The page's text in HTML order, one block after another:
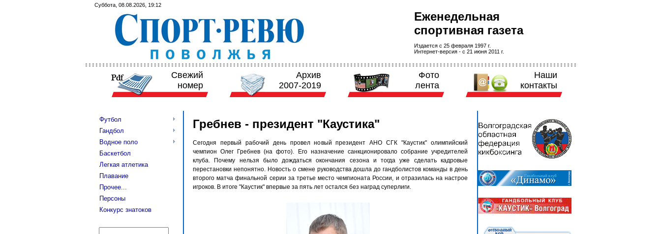
Суббота, 08.08.2026, 19:12
Еженедельная
спортивная газета
Издается с 25 февраля 1997 г.
Интернет-версия - с 21 июня 2011 г.
Свежий
номер
Архив
2007-2019
Фото
лента
Наши
контакты
Футбол
Гандбол
Водное поло
Баскетбол
Легкая атлетика
Плавание
Прочее...
Персоны
Конкурс знатоков
Гребнев - президент "Каустика"
Сегодня первый рабочий день провел новый президент АНО СГК "Каустик" олимпийский
чемпион Олег Гребнев (на фото). Его назначение санкционировало собрание учредителей
клуба. Почему нельзя было дождаться окончания сезона и тогда уже сделать кадровые
перестановки непонятно. Новость о смене руководства дошла до гандболистов команды в день
второго матча финальной серии за третье место чемпионата России, и отразилась на настрое
игроков. В итоге "Каустик" впервые за пять лет остался без наград суперлиги.